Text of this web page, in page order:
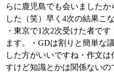
らに鹿児島でも会いました
した（笑）早く4次の結果こ
・東京で1次2次受けた者で
ます。・GDは割りと簡単な
した方がいいですね・作文
すけど知識とかは関係ない